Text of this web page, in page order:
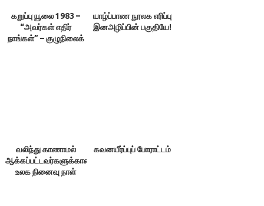
கறுப்பு யூலை 1983 –
“அவர்கள் எதிர்
நாங்கள்” – குழுநிலைக்
யாழ்ப்பாண நூலக எரிப்பு
இனஅழிப்பின் பகுதியே!
வலிந்து காணாமல்
ஆக்கப்பட்டவர்களுக்கான
உலக நினைவு நாள்
கவனயீர்ப்புப் போராட்டம்